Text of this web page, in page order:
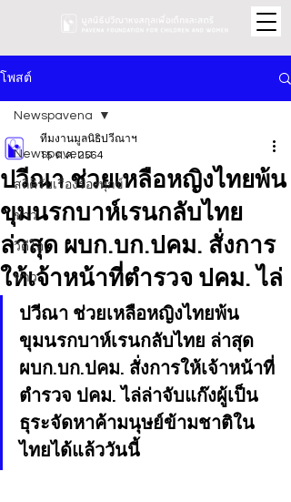
โพสต์
Newspavena
สถิติรับเรื่องร้องทุกข์
ข่าว
วิดีโอ
ข่าว
Newspavena
ปวีณา ช่วยเหลือหญิงไทยพ้น
ขุมนรกบาห์เรนกลับไทย
ล่าสุด ผบก.บก.ปคม. สั่งการ
ให้เจ้าหน้าที่ตำรวจ ปคม. ไล่
ทีมงานมูลนิธิปวีณาฯ
15 ต.ค. 2564
ปวีณา ช่วยเหลือหญิงไทยพ้น
ขุมนรกบาห์เรนกลับไทย ล่าสุด
ผบก.บก.ปคม. สั่งการให้เจ้าหน้าที่
ตำรวจ ปคม. ไล่ล่าจับแก๊งผู้เป็น
ธุระจัดหาค้ามนุษย์ข้ามชาติใน
ไทยได้แล้ววันนี้